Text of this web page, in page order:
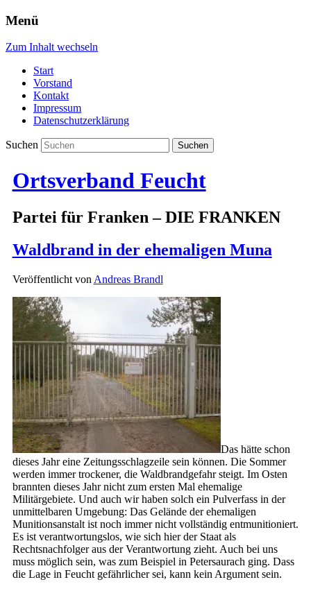
Menü
Zum Inhalt wechseln
Start
Vorstand
Kontakt
Impressum
Datenschutzerklärung
Suchen
Ortsverband Feucht
Partei für Franken – DIE FRANKEN
Waldbrand in der ehemaligen Muna
Veröffentlicht von Andreas Brandl
Das hätte schon
dieses Jahr eine Zeitungsschlagzeile sein können. Die Sommer
werden immer trockener, die Waldbrandgefahr steigt. Im Osten
brannten dieses Jahr nicht zum ersten Mal ehemalige
Militärgebiete. Und auch wir haben solch ein Pulverfass in der
unmittelbaren Umgebung: Das Gelände der ehemaligen
Munitionsanstalt ist noch immer nicht vollständig entmunitioniert.
Es ist verantwortungslos, wie sich hier der Staat als
Rechtsnachfolger aus der Verantwortung zieht. Auch bei uns
muss möglich sein, was zum Beispiel in Petersaurach ging. Dass
die Lage in Feucht gefährlicher sei, kann kein Argument sein.